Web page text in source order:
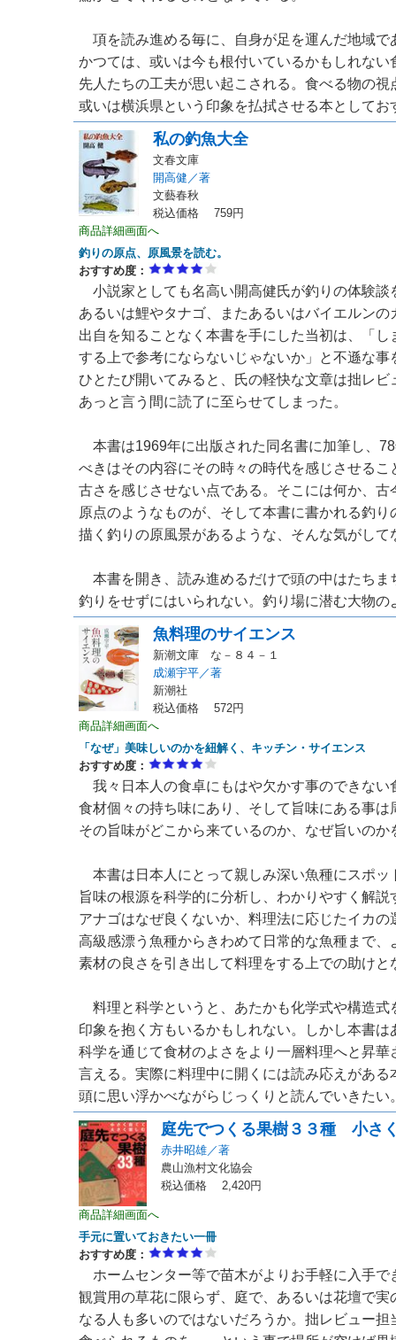
項を読み進める毎に、自身が足を運んだ地域で
かつては、或いは今も根付いているかもしれな
先人たちの工夫が思い起こされる。食べる物の
或いは横浜県という印象を払拭させる本として
私の釣魚大全
文春文庫
開高健／著
文藝春秋
税込価格 759円
商品詳細画面へ
釣りの原点、原風景を読む。
おすすめ度：
小説家としても名高い開高健氏が釣りの体験談
あるいは鯉やタナゴ、またあるいはバイエルン
出自を知ることなく本書を手にした当初は、「
する上で参考にならないじゃないか」と不遜な
ひとたび開いてみると、氏の軽快な文章は拙レ
あっと言う間に読了に至らせてしまった。
本書は1969年に出版された同名書に加筆し、
べきはその内容にその時々の時代を感じさせる
古さを感じさせない点である。そこには何か、
原点のようなものが、そして本書に書かれる釣
描く釣りの原風景があるような、そんな気がして
本書を開き、読み進めるだけで頭の中はたちま
釣りをせずにはいられない。釣り場に潜む大物
魚料理のサイエンス
新潮文庫 な－８４－１
成瀬宇平／著
新潮社
税込価格 572円
商品詳細画面へ
「なぜ」美味しいのかを紐解く、キッチン・サイエンス
おすすめ度：
我々日本人の食卓にもはや欠かす事のできない
食材個々の持ち味にあり、そして旨味にある事
その旨味がどこから来ているのか、なぜ旨いの
本書は日本人にとって親しみ深い魚種にスポッ
旨味の根源を科学的に分析し、わかりやすく解
アナゴはなぜ良くないか、料理法に応じたイカ
高級感漂う魚種からきわめて日常的な魚種まで
素材の良さを引き出して料理をする上での助け
料理と科学というと、あたかも化学式や構造式
印象を抱く方もいるかもしれない。しかし本書
科学を通じて食材のよさをより一層料理へと昇
言える。実際に料理中に開くには読み応えがあ
頭に思い浮かべながらじっくりと読んでいきたい
庭先でつくる果樹３３種 小さ
赤井昭雄／著
農山漁村文化協会
税込価格 2,420円
商品詳細画面へ
手元に置いておきたい一冊
おすすめ度：
ホームセンター等で苗木がよりお手軽に入手で
観賞用の草花に限らず、庭で、あるいは花壇で
なる人も多いのではないだろうか。拙レビュー